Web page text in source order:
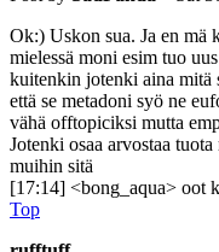
Ok:) Uskon sua. Ja en mä
mielessä moni esim tuo
kuitenkin jotenki aina mitä
että se metadoni syö ne
vähä offtopiciksi mutta
Jotenki osaa arvostaa
muihin sitä
[17:14] <bong_aqua> oot
Top